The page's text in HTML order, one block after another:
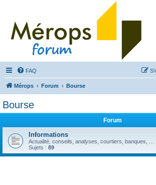
FAQ
Mérops Forum Bourse
Bourse
Forum
Informations
Actualité, conseils, analyses, courtiers, banques, ...
Sujets : 89